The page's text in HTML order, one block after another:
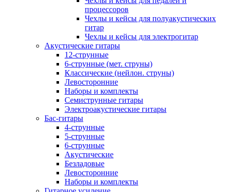
процессоров
Чехлы и кейсы для полуакустических
гитар
Чехлы и кейсы для электрогитар
Акустические гитары
12-струнные
6-струнные (мет. струны)
Классические (нейлон. струны)
Левосторонние
Наборы и комплекты
Семиструнные гитары
Электроакустические гитары
Бас-гитары
4-струнные
5-струнные
6-струнные
Акустические
Безладовые
Левосторонние
Наборы и комплекты